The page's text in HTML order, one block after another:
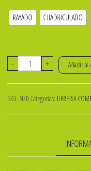
RAYADO CUADRICULADO
-
REPUESTO
P/CARPETA
T.A4
TRIUNFANTE
+ Añadir al
SKU: N/D Categorías: LIBRERIA